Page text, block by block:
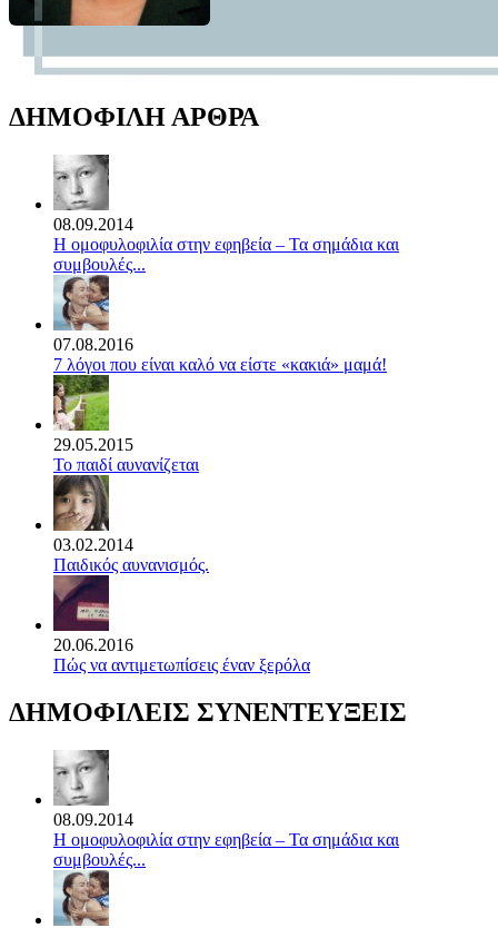
ΔΗΜΟΦΙΛΗ ΑΡΘΡΑ
08.09.2014
Η ομοφυλοφιλία στην εφηβεία – Τα σημάδια και
συμβουλές...
07.08.2016
7 λόγοι που είναι καλό να είστε «κακιά» μαμά!
29.05.2015
Το παιδί αυνανίζεται
03.02.2014
Παιδικός αυνανισμός.
20.06.2016
Πώς να αντιμετωπίσεις έναν ξερόλα
ΔΗΜΟΦΙΛΕΙΣ ΣΥΝΕΝΤΕΥΞΕΙΣ
08.09.2014
Η ομοφυλοφιλία στην εφηβεία – Τα σημάδια και
συμβουλές...